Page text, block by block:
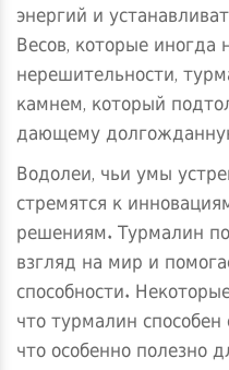
энергий и
Весов, которые иногда
нерешительности,
камнем, который
дающему
Водолеи, чьи умы
стремятся к
решениям. Турмалин
взгляд на мир и
способности.
что турмалин
что особенно полезно